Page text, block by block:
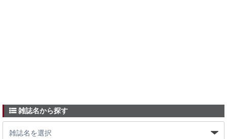
雑誌名から探す